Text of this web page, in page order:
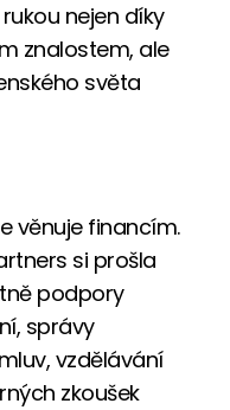
nejen díky
znalostem, ale
světa
věnuje financím.
si prošla
podpory
správy
vzdělávání
zkoušek